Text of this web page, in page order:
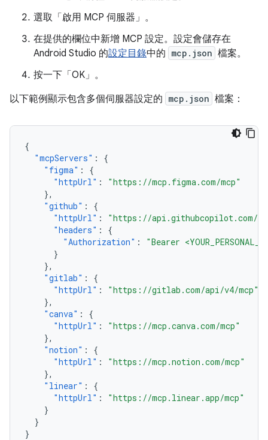
選取「啟用 MCP 伺服器」 。
在提供的欄位中新增 MCP 設定。設定會儲存在
Android Studio 的設定目錄中的 mcp.json 檔案。
按一下「OK」 。
以下範例顯示包含多個伺服器設定的 mcp.json 檔案：
{
"mcpServers" :
{
"figma" :
{
"httpUrl" :
"https://mcp.figma.com/mcp"
},
"github" :
{
"httpUrl" :
"https://api.githubcopilot.com/
"headers" :
{
"Authorization" :
"Bearer
}
},
"gitlab" :
{
"httpUrl" :
"https://gitlab.com/api/v4/mcp"
},
"canva" :
{
"httpUrl" :
"https://mcp.canva.com/mcp"
},
"notion" :
{
"httpUrl" :
"https://mcp.notion.com/mcp"
},
"linear" :
{
"httpUrl" :
"https://mcp.linear.app/mcp"
}
}
}